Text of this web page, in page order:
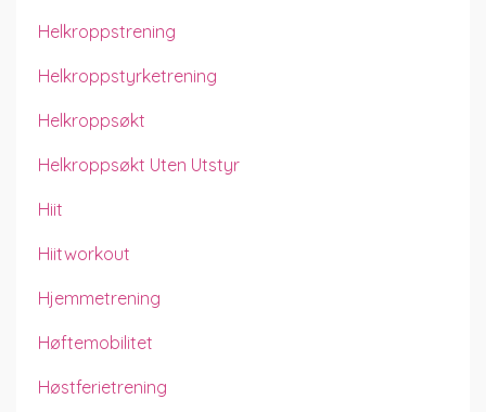
Helkroppstrening
Helkroppstyrketrening
Helkroppsøkt
Helkroppsøkt Uten Utstyr
Hiit
Hiitworkout
Hjemmetrening
Høftemobilitet
Høstferietrening